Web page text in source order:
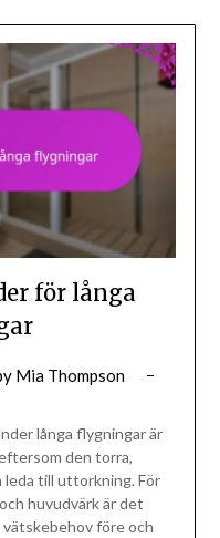
för långa
Mia Thompson
långa flygningar är
den torra,
till uttorkning. För
huvudvärk är det
före och